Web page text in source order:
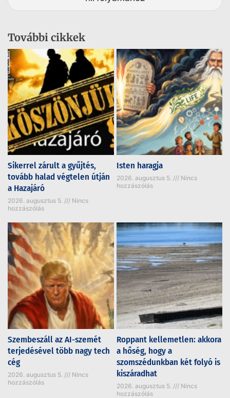
További cikkek
Sikerrel zárult a gyűjtés,
tovább halad végtelen útján
a Hazajáró
2026. augusztus 5.
Nincs
hozzászólás
Isten haragja
2026. augusztus 5.
Nincs
hozzászólás
Szembeszáll az AI-szemét
terjedésével több nagy tech
cég
2026. augusztus 5.
Nincs
hozzászólás
Roppant kellemetlen: akkora
a hőség, hogy a
szomszédunkban két folyó is
kiszáradhat
2026. augusztus 5.
Nincs
hozzászólás